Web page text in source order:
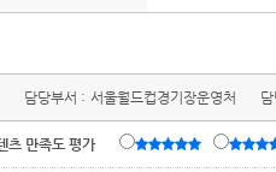
담당부서 : 서울월드컵경기장운영처
츠 만족도 평가